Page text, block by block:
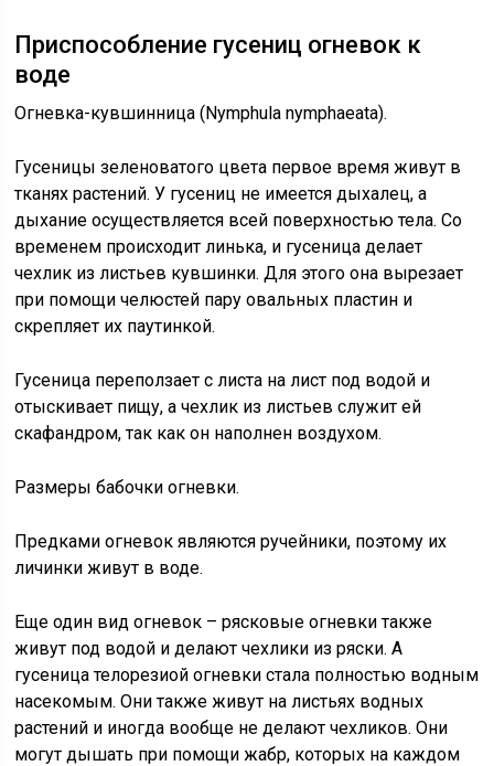
Приспособление гусениц огневок к
воде
Огневка-кувшинница (Nymphula nymphaeata).
Гусеницы зеленоватого цвета первое время живут в
тканях растений. У гусениц не имеется дыхалец, а
дыхание осуществляется всей поверхностью тела. Со
временем происходит линька, и гусеница делает
чехлик из листьев кувшинки. Для этого она вырезает
при помощи челюстей пару овальных пластин и
скрепляет их паутинкой.
Гусеница переползает с листа на лист под водой и
отыскивает пищу, а чехлик из листьев служит ей
скафандром, так как он наполнен воздухом.
Размеры бабочки огневки.
Предками огневок являются ручейники, поэтому их
личинки живут в воде.
Еще один вид огневок – рясковые огневки также
живут под водой и делают чехлики из ряски. А
гусеница телорезиой огневки стала полностью водным
насекомым. Они также живут на листьях водных
растений и иногда вообще не делают чехликов. Они
могут дышать при помощи жабр, которых на каждом